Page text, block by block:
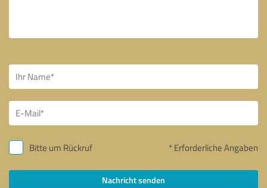
Bitte um Rückruf * Erforderliche Angaben
Nachricht senden